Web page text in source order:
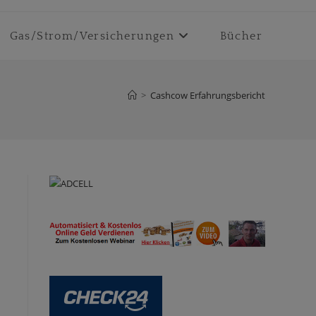
Gas/Strom/Versicherungen Bücher
> Cashcow Erfahrungsbericht